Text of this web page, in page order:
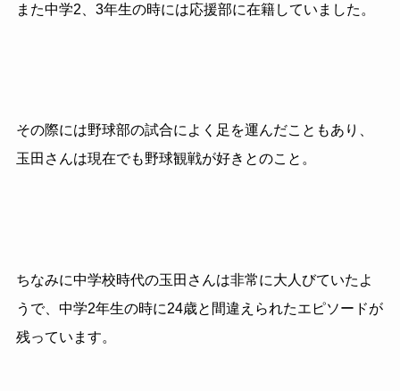
また中学2、3年生の時には応援部に在籍していました。
その際には野球部の試合によく足を運んだこともあり、
玉田さんは現在でも野球観戦が好きとのこと。
ちなみに中学校時代の玉田さんは非常に大人びていたよ
うで、中学2年生の時に24歳と間違えられたエピソードが
残っています。